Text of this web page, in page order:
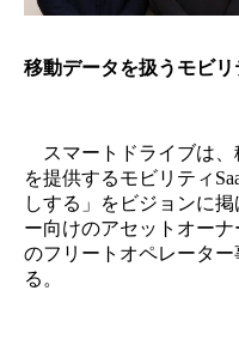
移動データを扱うモビリ
スマートドライブは、
を提供するモビリティ
しする」をビジョンに
ー向けのアセットオー
のフリートオペレータ
る。